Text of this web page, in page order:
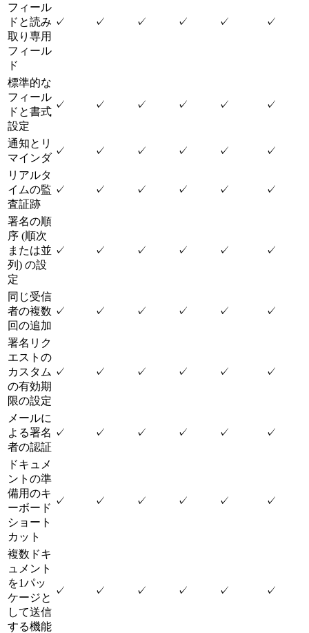
フィール
ドと読み
取り専用
フィール
ド
✓ ✓ ✓ ✓ ✓ ✓
標準的な
フィール
ドと書式
設定
✓ ✓ ✓ ✓ ✓ ✓
通知とリ
マインダ
✓ ✓ ✓ ✓ ✓ ✓
リアルタ
イムの監
査証跡
✓ ✓ ✓ ✓ ✓ ✓
署名の順
序 (順次
または並
列) の設
定
✓ ✓ ✓ ✓ ✓ ✓
同じ受信
者の複数
回の追加
✓ ✓ ✓ ✓ ✓ ✓
署名リク
エストの
カスタム
の有効期
限の設定
✓ ✓ ✓ ✓ ✓ ✓
メールに
よる署名
者の認証
✓ ✓ ✓ ✓ ✓ ✓
ドキュメ
ントの準
備用のキ
ーボード
ショート
カット
✓ ✓ ✓ ✓ ✓ ✓
複数ドキ
ュメント
を1パッ
ケージと
して送信
する機能
✓ ✓ ✓ ✓ ✓ ✓